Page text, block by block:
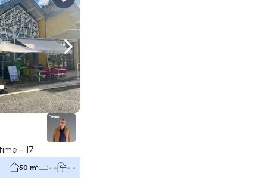
Naviguer vers la droite
- 17
50 m² - - - -